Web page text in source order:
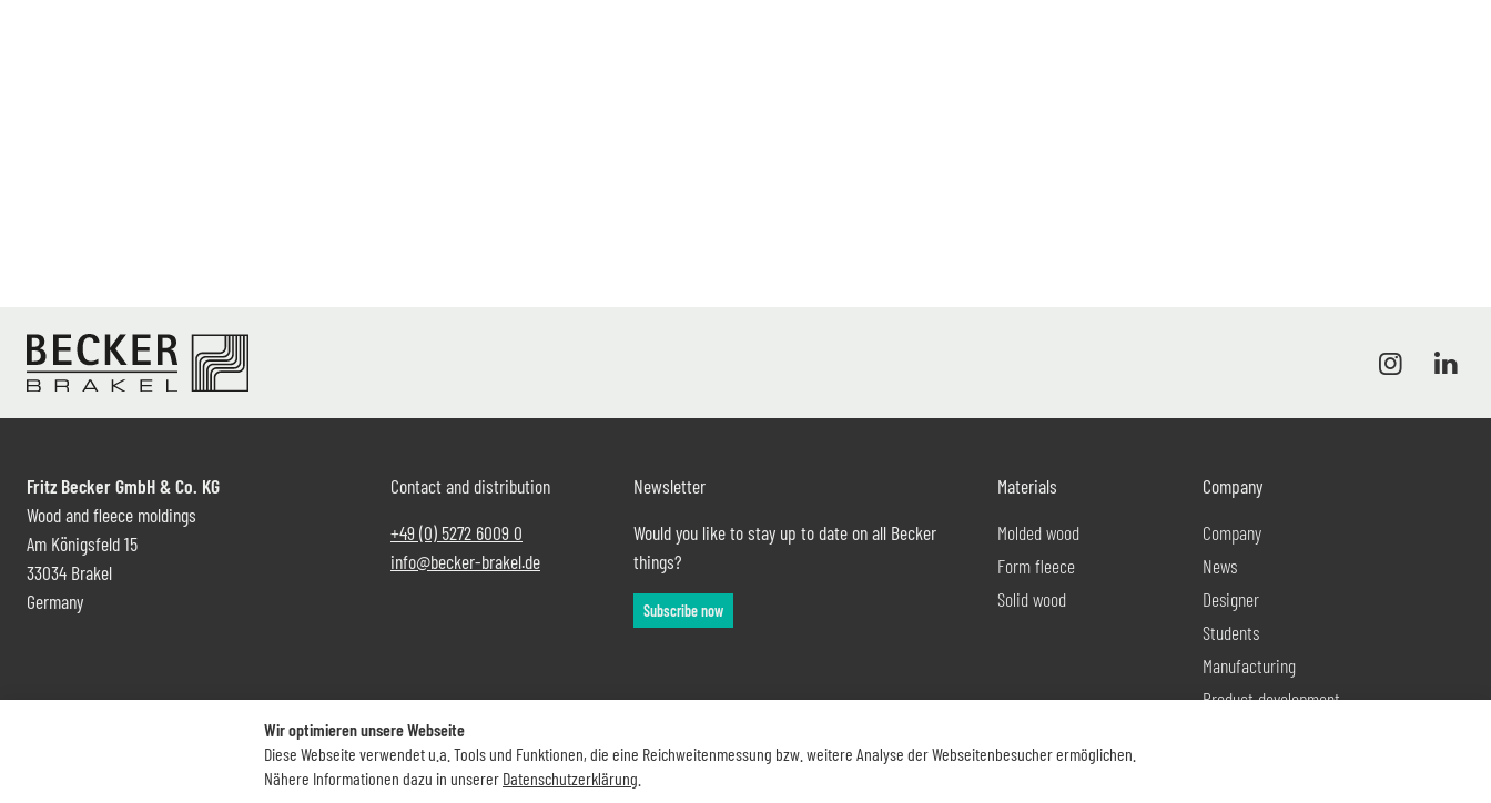
Fritz Becker GmbH & Co. KG
Wood and fleece moldings
Am Königsfeld 15
33034 Brakel
Germany
Contact and distribution
+49 (0) 5272 6009 0
info@becker-brakel.de
Newsletter
Would you like to stay up to date on all Becker
things?
Subscribe now
Materials
Molded wood
Form fleece
Solid wood
Company
Company
News
Designer
Students
Manufacturing
Product development
Wir optimieren unsere Webseite
Diese Webseite verwendet u.a. Tools und Funktionen, die eine Reichweitenmessung bzw. weitere Analyse der Webseitenbesucher ermöglichen.
Nähere Informationen dazu in unserer Datenschutzerklärung